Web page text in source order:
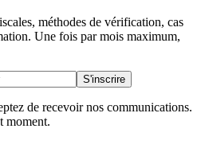
méthodes de vérification, cas
Une fois par mois maximum,
S'inscrire
de recevoir nos communications.
moment.